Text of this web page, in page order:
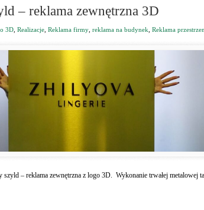
– reklama zewnętrzna 3D
3D Realizacje Reklama firmy reklama na budynek Reklama
szyld – reklama zewnętrzna z logo 3D. Wykonanie trwałej